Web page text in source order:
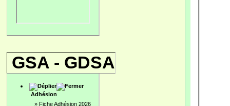
GSA - GDSA
Adhésion
» Fiche Adhésion 2026